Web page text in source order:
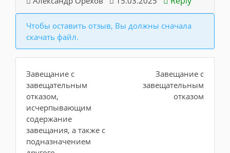
Чтобы оставить отзыв, Вы должны сначала
скачать файл.
Завещание с
завещательным
отказом,
исчерпывающим
содержание
завещания, а также с
подназначением
Завещание с
завещательным
отказом